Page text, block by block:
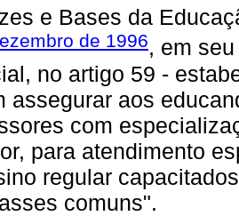
e Bases da
de 1996, em
no artigo 59 -
assegurar aos
com
para atendimento
regular
comuns".